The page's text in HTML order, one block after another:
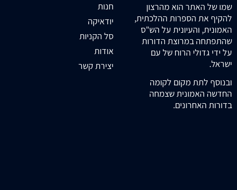
שמו של האתר הוא מהרצון
להקיף את הספרות ההלכתית,
האמונית, והעיונית על הש"ס
שהתפתחה במרוצת הדורות
על ידי גדולי הרוח של עם
ישראל.
ובנוסף לתת מקום לקומה
החדשה האמונית שצמחה
בדורות האחרונים.
חנות
יודאיקה
סל הקניות
אודות
יצירת קשר